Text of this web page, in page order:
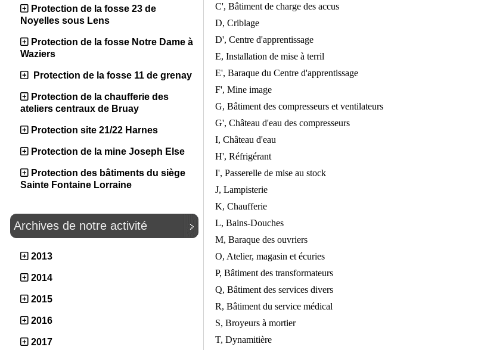
Protection de la fosse 23 de
Noyelles sous Lens
Protection de la fosse Notre Dame à
Waziers
Protection de la fosse 11 de grenay
Protection de la chaufferie des
ateliers centraux de Bruay
Protection site 21/22 Harnes
Protection de la mine Joseph Else
Protection des bâtiments du siège
Sainte Fontaine Lorraine
Archives de notre activité
2013
2014
2015
2016
2017
C', Bâtiment de charge des accus
D, Criblage
D', Centre d'apprentissage
E, Installation de mise à terril
E', Baraque du Centre d'apprentissage
F', Mine image
G, Bâtiment des compresseurs et ventilateurs
G', Château d'eau des compresseurs
I, Château d'eau
H', Réfrigérant
I', Passerelle de mise au stock
J, Lampisterie
K, Chaufferie
L, Bains-Douches
M, Baraque des ouvriers
O, Atelier, magasin et écuries
P, Bâtiment des transformateurs
Q, Bâtiment des services divers
R, Bâtiment du service médical
S, Broyeurs à mortier
T, Dynamitière